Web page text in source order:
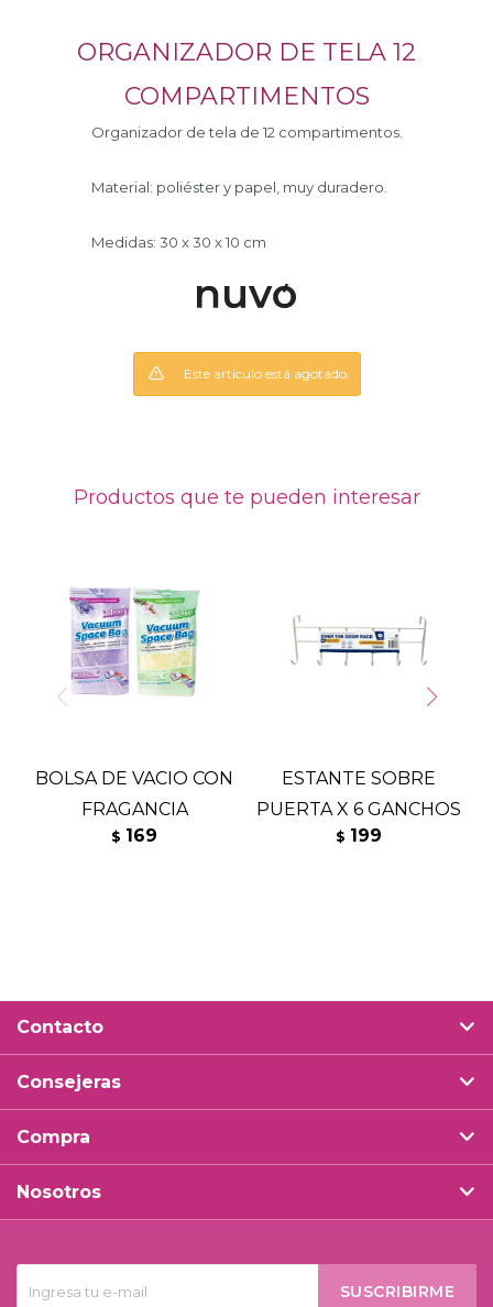
ORGANIZADOR DE TELA 12
COMPARTIMENTOS
Organizador de tela de 12 compartimentos.
Material: poliéster y papel, muy duradero.
Medidas: 30 x 30 x 10 cm
Este artículo está agotado.
Productos que te pueden interesar
BOLSA DE VACIO CON
FRAGANCIA
$ 169
ESTANTE SOBRE
PUERTA X 6 GANCHOS
$ 199
SUSCRIBIRME
Contacto
Consejeras
Compra
Nosotros